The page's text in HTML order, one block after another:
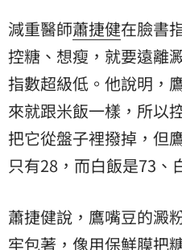
減重醫師蕭捷健在臉書
控糖、想瘦，就要遠離
指數超級低。他說明，
來就跟米飯一樣，所以
把它從盤子裡撥掉，但
只有28，而白飯是73、
蕭捷健說，鷹嘴豆的澱
牢包著，像用保鮮膜把